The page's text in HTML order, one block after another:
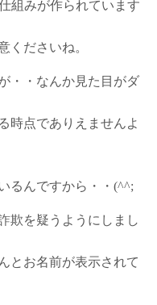
組みが作られています
くださいね。
・・なんか見た目がダ
時点でありえませんよ
るんですから・・(^^;
欺を疑うようにしまし
とお名前が表示されて